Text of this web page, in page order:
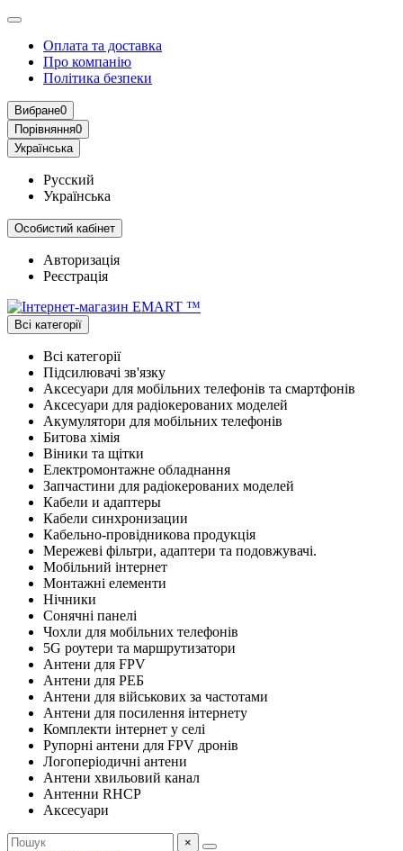
Оплата та доставка
Про компанію
Політика безпеки
Вибране0
Порівняння0
Українська
Русский
Українська
Особистий кабінет
Авторизація
Реєстрація
Всі категорії
Всі категорії
Підсилювачі зв'язку
Аксесуари для мобільних телефонів та смартфонів
Аксесуари для радіокерованих моделей
Акумулятори для мобільних телефонів
Битова хімія
Віники та щітки
Електромонтажне обладнання
Запчастини для радіокерованих моделей
Кабели и адаптеры
Кабели синхронизации
Кабельно-провідникова продукція
Мережеві фільтри, адаптери та подовжувачі.
Мобільний інтернет
Монтажні елементи
Нічники
Сонячні панелі
Чохли для мобільних телефонів
5G роутери та маршрутизатори
Антени для FPV
Антени для РЕБ
Антени для військових за частотами
Антени для посилення інтернету
Комплекти інтернет у селі
Рупорні антени для FPV дронів
Логоперіодичні антени
Антени хвильовий канал
Антенни RHCP
Аксесуари
×